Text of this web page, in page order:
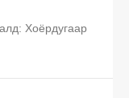
Хоёрдугаар